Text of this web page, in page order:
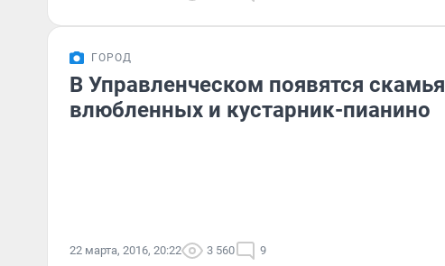
ГОРОД
В Управленческом появятся скамья
влюбленных и кустарник-пианино
22 марта, 2016, 20:22 3 560 9